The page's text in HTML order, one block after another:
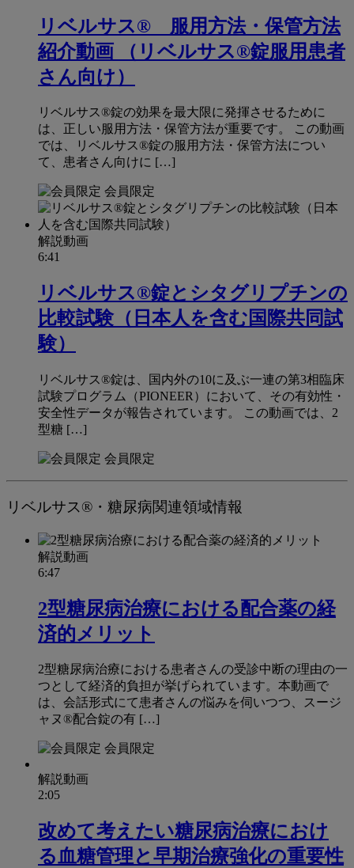
リベルサス® 服用方法・保管方法
紹介動画 （リベルサス®錠服用患者
さん向け）
リベルサス®錠の効果を最大限に発揮させるために
は、正しい服用方法・保管方法が重要です。 この動画
では、リベルサス®錠の服用方法・保管方法につい
て、患者さん向けに […]
会員限定
解説動画
6:41
リベルサス®錠とシタグリプチンの
比較試験（日本人を含む国際共同試
験）
リベルサス®錠は、国内外の10に及ぶ一連の第3相臨床
試験プログラム（PIONEER）において、その有効性・
安全性データが報告されています。 この動画では、2
型糖 […]
会員限定
リベルサス®・糖尿病関連領域情報
解説動画
6:47
2型糖尿病治療における配合薬の経
済的メリット
2型糖尿病治療における患者さんの受診中断の理由の一
つとして経済的負担が挙げられています。本動画で
は、会話形式にて患者さんの悩みを伺いつつ、スージ
ャヌ®配合錠の有 […]
会員限定
解説動画
2:05
改めて考えたい糖尿病治療におけ
る血糖管理と早期治療強化の重要性